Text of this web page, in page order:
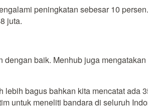
peningkatan sebesar 10
juta.
baik. Menhub juga
bagus bahkan kita mencatat ada
untuk meneliti bandara di seluruh